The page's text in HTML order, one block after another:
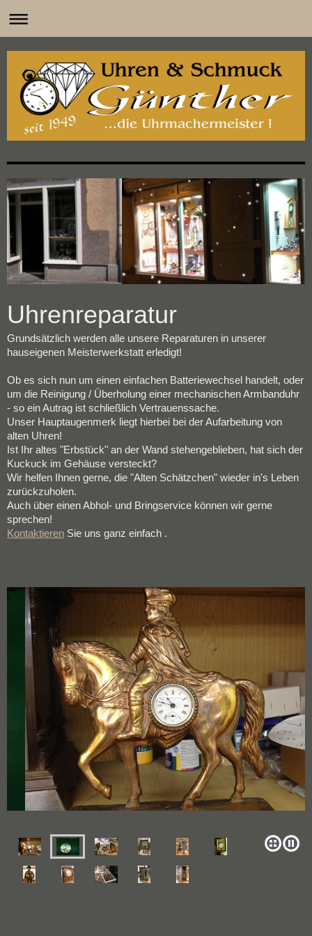
Uhrenreparatur
Grundsätzlich werden alle unsere Reparaturen in unserer
hauseigenen Meisterwerkstatt erledigt!
Ob es sich nun um einen einfachen Batteriewechsel handelt, oder
um die Reinigung / Überholung einer mechanischen Armbanduhr
- so ein Autrag ist schließlich Vertrauenssache.
Unser Hauptaugenmerk liegt hierbei bei der Aufarbeitung von
alten Uhren!
Ist Ihr altes "Erbstück" an der Wand stehengeblieben, hat sich der
Kuckuck im Gehäuse versteckt?
Wir helfen Ihnen gerne, die "Alten Schätzchen" wieder in's Leben
zurückzuholen.
Auch über einen Abhol- und Bringservice können wir gerne
sprechen!
Kontaktieren Sie uns ganz einfach .